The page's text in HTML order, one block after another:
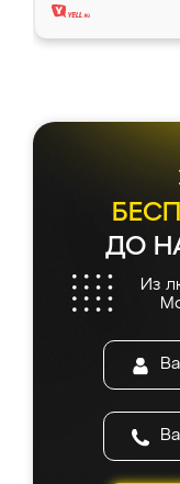
ДО
Из